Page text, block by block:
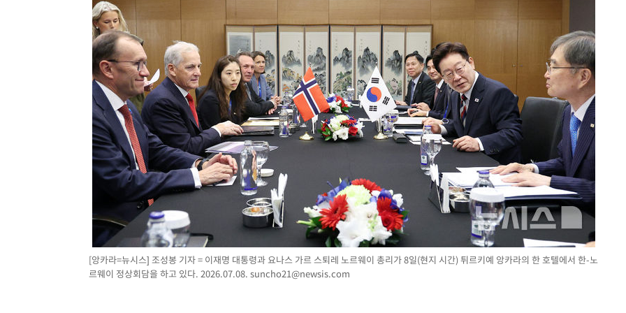
[앙카라=뉴시스] 조성봉 기자 = 이재명 대통령과 요나스 가르 스퇴레 노르웨이 총리가 8일(현지 시간) 튀르키예 앙카라의 한 호텔에서 한-노
르웨이 정상회담을 하고 있다. 2026.07.08.suncho21@newsis.com